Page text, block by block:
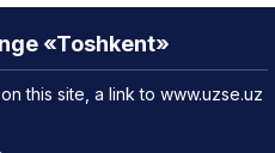
«Toshkent»
this site, a link to www.uzse.uz